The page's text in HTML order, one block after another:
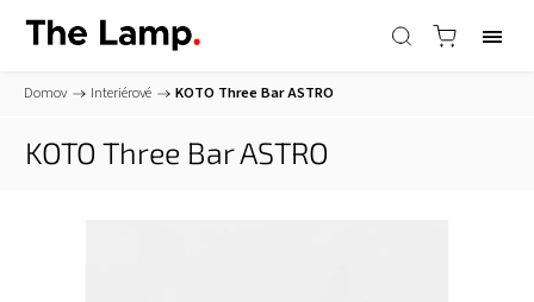
Domov / Interiérové / KOTO Three BarASTRO
KOTO Three BarASTRO